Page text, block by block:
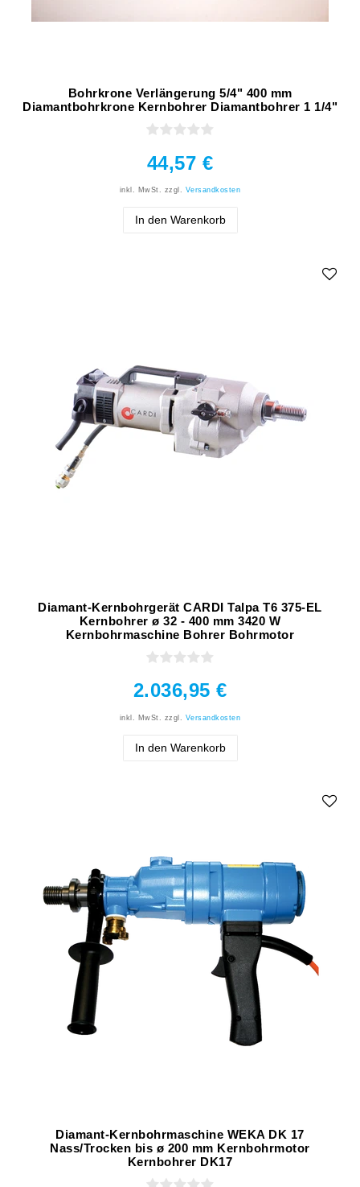
Bohrkrone Verlängerung 5/4" 400 mm
Diamantbohrkrone Kernbohrer Diamantbohrer 1 1/4"
44,57 €
inkl. MwSt. zzgl. Versandkosten
In den Warenkorb
Diamant-Kernbohrgerät CARDI Talpa T6 375-EL
Kernbohrer ø 32 - 400 mm 3420 W
Kernbohrmaschine Bohrer Bohrmotor
2.036,95 €
inkl. MwSt. zzgl. Versandkosten
In den Warenkorb
Diamant-Kernbohrmaschine WEKA DK 17
Nass/Trocken bis ø 200 mm Kernbohrmotor
Kernbohrer DK17